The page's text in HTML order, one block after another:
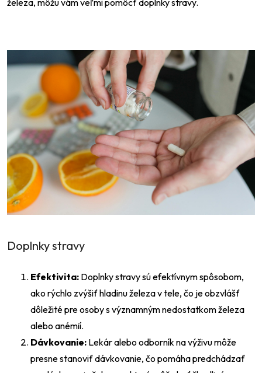
Doplnky stravy
Efektivita: Doplnky stravy sú efektívnym spôsobom,
ako rýchlo zvýšiť hladinu železa v tele, čo je obzvlášť
dôležité pre osoby s významným nedostatkom železa
alebo anémií.
Dávkovanie: Lekár alebo odborník na výživu môže
presne stanoviť dávkovanie, čo pomáha predchádzať